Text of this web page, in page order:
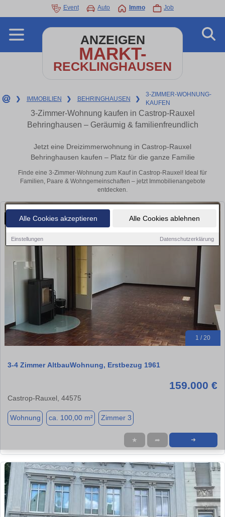
Alle Cookies akzeptieren Alle Cookies ablehnen
Einstellungen Datenschutzerklärung
Event Auto Immo Job
ANZEIGEN
MARKT-
RECKLINGHAUSEN
❯ IMMOBILIEN ❯ BEHRINGHAUSEN ❯
3-ZIMMER-WOHNUNG-
KAUFEN
3-Zimmer-Wohnung kaufen in Castrop-Rauxel
Behringhausen – Geräumig & familienfreundlich
Jetzt eine Dreizimmerwohnung in Castrop-Rauxel
Behringhausen kaufen – Platz für die ganze Familie
Finde eine 3-Zimmer-Wohnung zum Kauf in Castrop-Rauxel! Ideal für
Familien, Paare & Wohngemeinschaften – jetzt Immobilienangebote
entdecken.
1 / 20
3-4 Zimmer AltbauWohnung, Erstbezug 1961
159.000 €
Castrop-Rauxel, 44575
Wohnung ca. 100,00 m² Zimmer 3
★ ➦ ➜